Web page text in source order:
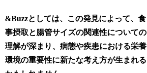
&Buzzとしては、この発見によって、食
事摂取と腸管サイズの関連性についての
理解が深まり、病態や疾患における栄養
環境の重要性に新たな考え方が生まれる